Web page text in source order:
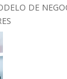
DE